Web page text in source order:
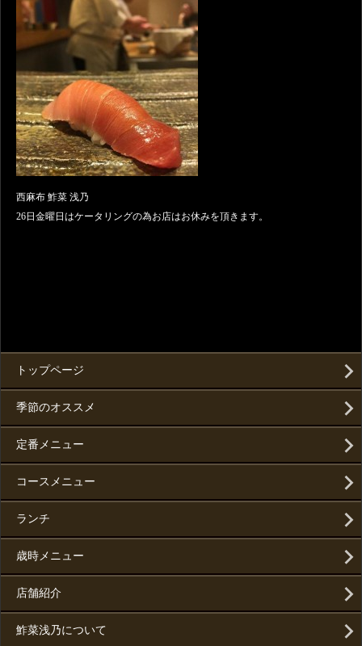
西麻布 鮓菜 浅乃
26日金曜日はケータリングの為お店はお休みを頂きます。
トップページ
季節のオススメ
定番メニュー
コースメニュー
ランチ
歳時メニュー
店舗紹介
鮓菜浅乃について